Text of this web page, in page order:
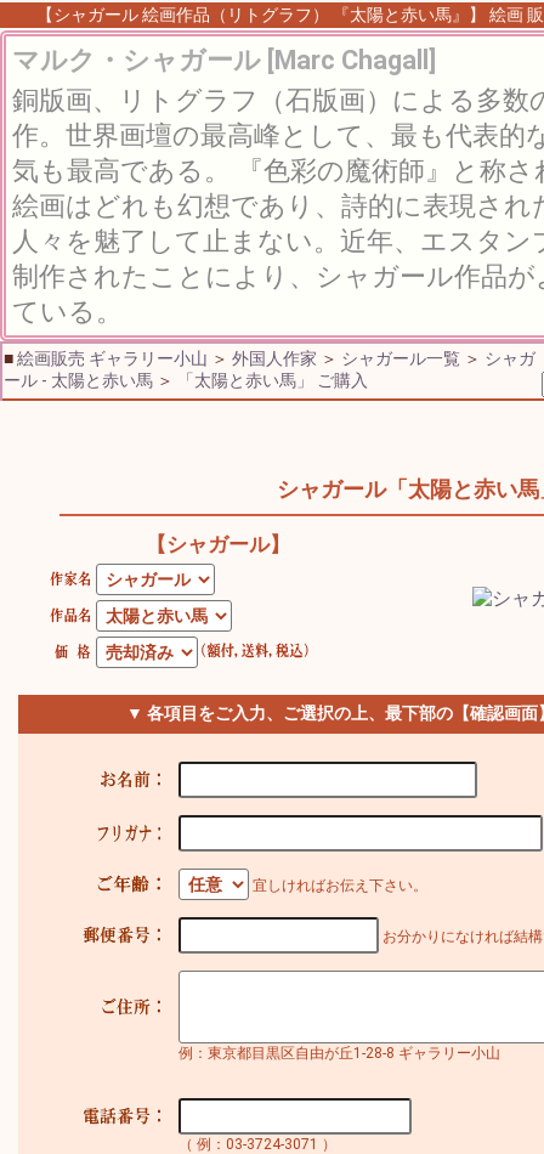
【シャガール 絵画作品（リトグラフ） 『太陽と赤い馬』】 絵画
マルク・シャガール [Marc Chagall]
銅版画、リトグラフ（石版画）による多数
作。世界画壇の最高峰として、最も代表的
気も最高である。 『色彩の魔術師』と称
絵画はどれも幻想であり、詩的に表現され
人々を魅了して止まない。近年、エスタン
制作されたことにより、シャガール作品
ている。
■絵画販売 ギャラリー小山 ＞ 外国人作家 ＞ シャガール一覧 ＞ シャガ
ール - 太陽と赤い馬 ＞ 「太陽と赤い馬」 ご購入
シャガール「太陽と赤い馬
【シャガール】
▼ 各項目をご入力、ご選択の上、最下部の【確認画
宜しければお伝え下さい。
お分かりになければ結
例：東京都目黒区自由が丘1-28-8 ギャラリー小山
（ 例：03-3724-3071 ）